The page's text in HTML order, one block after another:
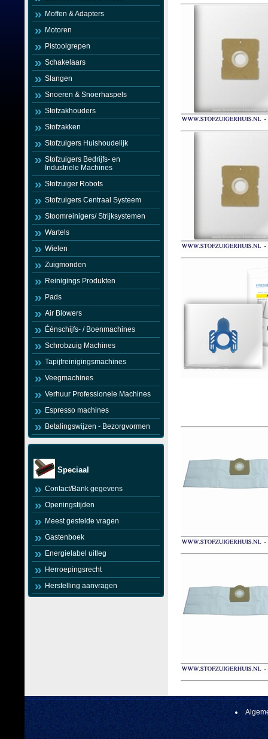
Moffen & Adapters
Motoren
Pistoolgrepen
Schakelaars
Slangen
Snoeren & Snoerhaspels
Stofzakhouders
Stofzakken
Stofzuigers Huishoudelijk
Stofzuigers Bedrijfs- en
Industriele Machines
Stofzuiger Robots
Stofzuigers Centraal Systeem
Stoomreinigers/ Strijksystemen
Wartels
Wielen
Zuigmonden
Reinigings Produkten
Pads
Air Blowers
Éénschijfs- / Boenmachines
Schrobzuig Machines
Tapijtreinigingsmachines
Veegmachines
Verhuur Professionele Machines
Espresso machines
Betalingswijzen - Bezorgvormen
Speciaal
Contact/Bank gegevens
Openingstijden
Meest gestelde vragen
Gastenboek
Energielabel uitleg
Herroepingsrecht
Herstelling aanvragen